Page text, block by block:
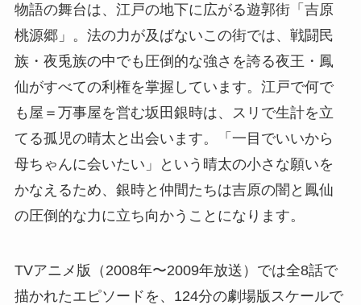
物語の舞台は、江戸の地下に広がる遊郭街「吉原
桃源郷」。法の力が及ばないこの街では、戦闘民
族・夜兎族の中でも圧倒的な強さを誇る夜王・鳳
仙がすべての利権を掌握しています。江戸で何で
も屋＝万事屋を営む坂田銀時は、スリで生計を立
てる孤児の晴太と出会います。「一目でいいから
母ちゃんに会いたい」という晴太の小さな願いを
かなえるため、銀時と仲間たちは吉原の闇と鳳仙
の圧倒的な力に立ち向かうことになります。
TVアニメ版（2008年〜2009年放送）では全8話で
描かれたエピソードを、124分の劇場版スケールで